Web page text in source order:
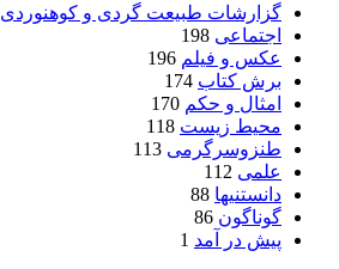
گزارشات طبیعت گردی و کوهنوردی
اجتماعی 198
عکس و فیلم 196
برش کتاب 174
امثال و حکم 170
محیط زیست 118
طنزوسرگرمی 113
علمی 112
دانستنیها 88
گوناگون 86
پیش در آمد 1